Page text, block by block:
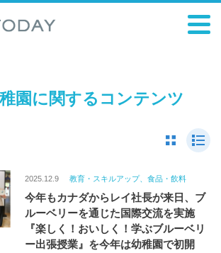
園に関するコンテンツ
2025.12.9 教育・スキルアップ、食品・飲料
今年もカナダからレイ社長が来日、ブ
ルーベリーを通じた国際交流を実施
『楽しく！おいしく！学ぶブルーベリ
ー出張授業』を今年は幼稚園で初開